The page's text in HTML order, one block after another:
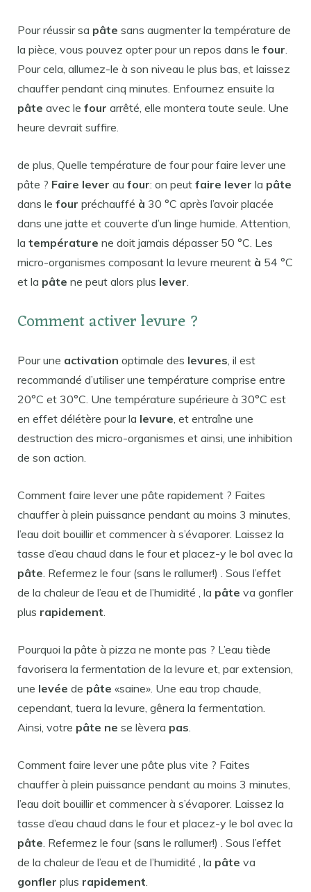
Pour réussir sa pâte sans augmenter la température de
la pièce, vous pouvez opter pour un repos dans le four.
Pour cela, allumez-le à son niveau le plus bas, et laissez
chauffer pendant cinq minutes. Enfournez ensuite la
pâte avec le four arrêté, elle montera toute seule. Une
heure devrait suffire.
de plus, Quelle température de four pour faire lever une
pâte ? Faire lever au four: on peut faire lever la pâte
dans le four préchauffé à 30 °C après l’avoir placée
dans une jatte et couverte d’un linge humide. Attention,
la température ne doit jamais dépasser 50 °C. Les
micro-organismes composant la levure meurent à 54 °C
et la pâte ne peut alors plus lever.
Comment activer levure ?
Pour une activation optimale des levures , il est
recommandé d’utiliser une température comprise entre
20°C et 30°C. Une température supérieure à 30°C est
en effet délétère pour la levure , et entraîne une
destruction des micro-organismes et ainsi, une inhibition
de son action.
Comment faire lever une pâte rapidement ? Faites
chauffer à plein puissance pendant au moins 3 minutes,
l’eau doit bouillir et commencer à s’évaporer. Laissez la
tasse d’eau chaud dans le four et placez-y le bol avec la
pâte . Refermez le four (sans le rallumer!) . Sous l’effet
de la chaleur de l’eau et de l’humidité , la pâte va gonfler
plus rapidement
Pourquoi la pâte à pizza ne monte pas ? L’eau tiède
favorisera la fermentation de la levure et, par extension,
une levée de pâte «saine». Une eau trop chaude,
cependant, tuera la levure, gênera la fermentation.
Ainsi, votre pâte ne se lèvera pas
Comment faire lever une pâte plus vite ? Faites
chauffer à plein puissance pendant au moins 3 minutes,
l’eau doit bouillir et commencer à s’évaporer. Laissez la
tasse d’eau chaud dans le four et placez-y le bol avec la
pâte . Refermez le four (sans le rallumer!) . Sous l’effet
de la chaleur de l’eau et de l’humidité , la pâte va
gonfler plus rapidement